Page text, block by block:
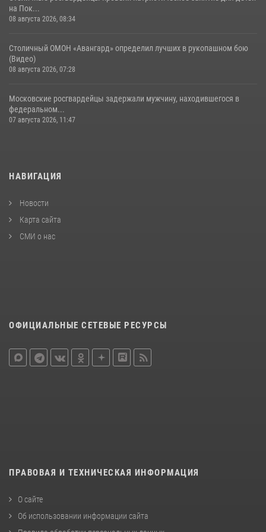
на Пок...
08 августа 2026, 08:34
Столичный ОМОН «Авангард» определил лучших в рукопашном бою
(Видео)
08 августа 2026, 07:28
Московские росгвардейцы задержали мужчину, находившегося в
федеральном...
07 августа 2026, 11:47
НАВИГАЦИЯ
Новости
Карта сайта
СМИ о нас
ОФИЦИАЛЬНЫЕ СЕТЕВЫЕ РЕСУРСЫ
ПРАВОВАЯ И ТЕХНИЧЕСКАЯ ИНФОРМАЦИЯ
О сайте
Об использовании информации сайта